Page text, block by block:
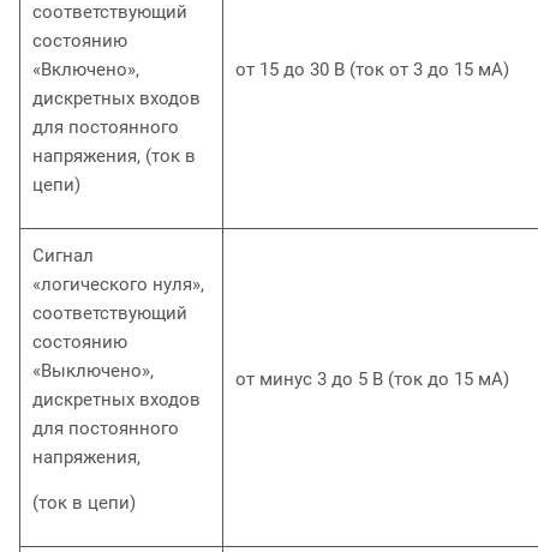
соответствующий
состоянию
«Включено»,
дискретных входов
для постоянного
напряжения, (ток в
цепи)
от 15 до 30 В (ток от 3 до 15 мА)
Сигнал
«логического нуля»,
соответствующий
состоянию
«Выключено»,
дискретных входов
для постоянного
напряжения,
(ток в цепи)
от минус 3 до 5 В (ток до 15 мА)